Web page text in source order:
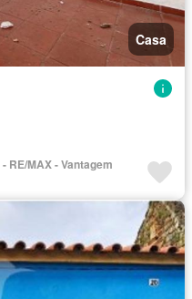
Casa
RE/MAX - Vantagem